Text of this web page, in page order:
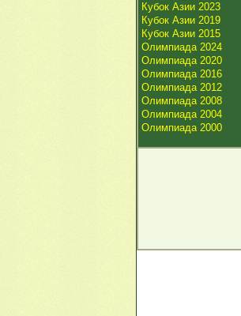
Кубок Азии 2023
Кубок Азии 2019
Кубок Азии 2015
Олимпиада 2024
Олимпиада 2020
Олимпиада 2016
Олимпиада 2012
Олимпиада 2008
Олимпиада 2004
Олимпиада 2000